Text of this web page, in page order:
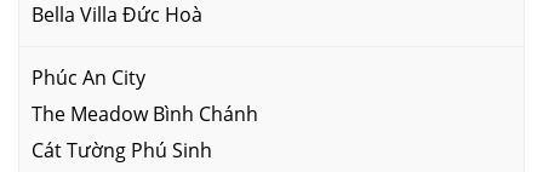
Bella Villa Đức Hoà
Phúc An City
The Meadow Bình Chánh
Cát Tường Phú Sinh